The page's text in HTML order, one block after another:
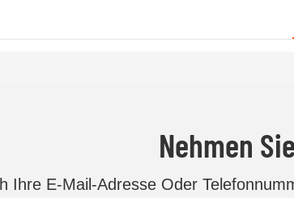
Nehmen
Ihre E-Mail-Adresse Oder